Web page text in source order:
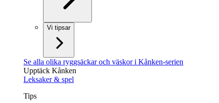
Vi tipsar
Se alla olika ryggsäckar och väskor i Kånken-serien
Upptäck Kånken
Leksaker & spel
Tips